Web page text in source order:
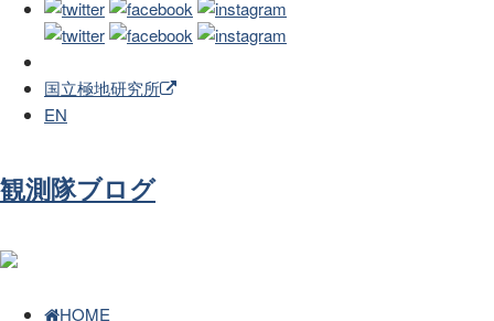
国立極地研究所
EN
観測隊ブログ
HOME